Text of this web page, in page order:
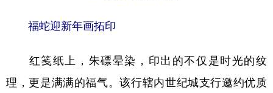
福蛇迎新年画拓印
红笺纸上，朱磦晕染，印出的不仅是时光的纹
理，更是满满的福气。该行辖内世纪城支行邀约优质